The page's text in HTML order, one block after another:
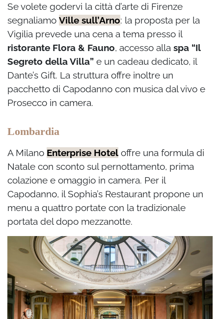
Se volete godervi la città d’arte di Firenze
segnaliamo Ville sull’Arno: la proposta per la
Vigilia prevede una cena a tema presso il
ristorante Flora & Fauno, accesso alla spa “Il
Segreto della Villa” e un cadeau dedicato, il
Dante’s Gift. La struttura offre inoltre un
pacchetto di Capodanno con musica dal vivo e
Prosecco in camera.
Lombardia
A Milano Enterprise Hotel offre una formula di
Natale con sconto sul pernottamento, prima
colazione e omaggio in camera. Per il
Capodanno, il Sophia’s Restaurant propone un
menu a quattro portate con la tradizionale
portata del dopo mezzanotte.